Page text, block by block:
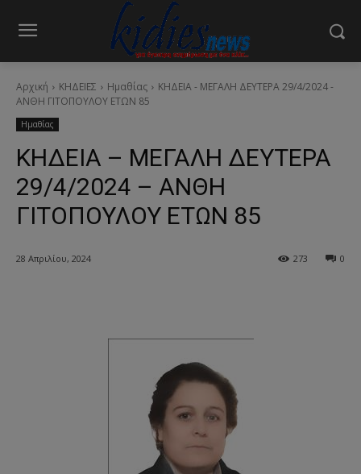
Αρχική ΚΗΔΕΙΕΣ Ημαθίας
ΚΗΔΕΙΑ - ΜΕΓΑΛΗ ΔΕΥΤΕΡΑ 29/4/2024 -
ΑΝΘΗ ΓΙΤΟΠΟΥΛΟΥ ΕΤΩΝ 85
Ημαθίας
ΚΗΔΕΙΑ – ΜΕΓΑΛΗ ΔΕΥΤΕΡΑ
29/4/2024 – ΑΝΘΗ
ΓΙΤΟΠΟΥΛΟΥ ΕΤΩΝ 85
28 Απριλίου, 2024 0
273